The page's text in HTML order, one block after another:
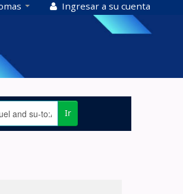
Ingresar a su cuenta
Ir